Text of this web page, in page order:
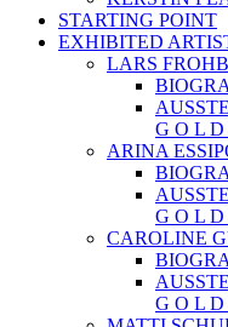
STARTING POINT
EXHIBITED
LARS
G O L
ARINA
G O L
CAROLINE
G O L